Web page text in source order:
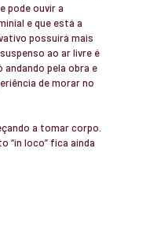
pode ouvir a
e que está a
possuirá mais
ao ar livre é
andando pela obra e
de morar no
a tomar corpo.
“in loco” fica ainda